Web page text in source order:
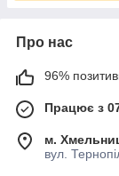
Про нас
96%
Працює з
м.
вул.